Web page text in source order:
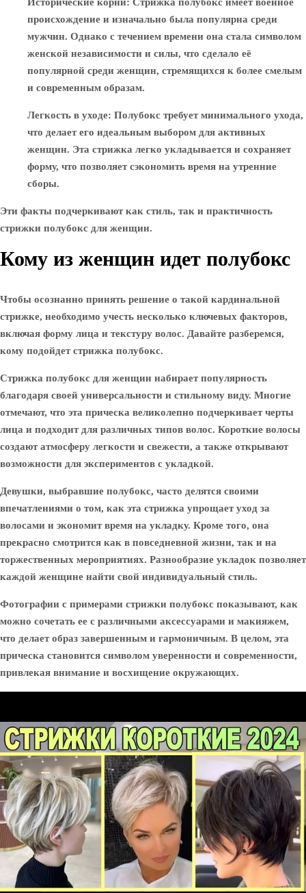
происхождение и изначально была популярна среди
мужчин. Однако с течением времени она стала символом
женской независимости и силы, что сделало её
популярной среди женщин, стремящихся к более смелым
и современным образам.
Легкость в уходе: Полубокс требует минимального ухода,
что делает его идеальным выбором для активных
женщин. Эта стрижка легко укладывается и сохраняет
форму, что позволяет сэкономить время на утренние
сборы.
Эти факты подчеркивают как стиль, так и практичность
стрижки полубокс для женщин.
Кому из женщин идет полубокс
Чтобы осознанно принять решение о такой кардинальной
стрижке, необходимо учесть несколько ключевых факторов,
включая форму лица и текстуру волос. Давайте разберемся,
кому подойдет стрижка полубокс.
Стрижка полубокс для женщин набирает популярность
благодаря своей универсальности и стильному виду. Многие
отмечают, что эта прическа великолепно подчеркивает черты
лица и подходит для различных типов волос. Короткие волосы
создают атмосферу легкости и свежести, а также открывают
возможности для экспериментов с укладкой.
Девушки, выбравшие полубокс, часто делятся своими
впечатлениями о том, как эта стрижка упрощает уход за
волосами и экономит время на укладку. Кроме того, она
прекрасно смотрится как в повседневной жизни, так и на
торжественных мероприятиях. Разнообразие укладок позволяет
каждой женщине найти свой индивидуальный стиль.
Фотографии с примерами стрижки полубокс показывают, как
можно сочетать ее с различными аксессуарами и макияжем,
что делает образ завершенным и гармоничным. В целом, эта
прическа становится символом уверенности и современности,
привлекая внимание и восхищение окружающих.